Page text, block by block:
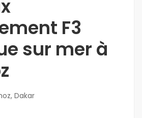
F3
sur mer à
Dakar